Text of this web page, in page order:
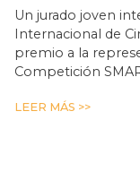
Un jurado joven
Internacional de
premio a la
Competición
LEER MÁS >>